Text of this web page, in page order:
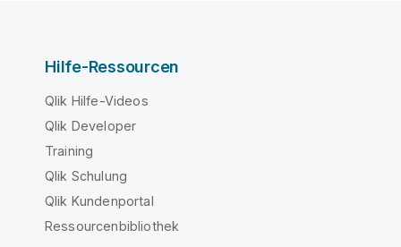
Hilfe-Ressourcen
Qlik Hilfe-Videos
Qlik Developer
Training
Qlik Schulung
Qlik Kundenportal
Ressourcenbibliothek